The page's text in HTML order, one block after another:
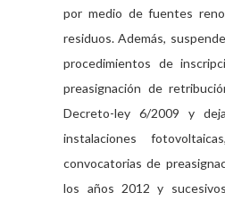
por medio de fuentes
residuos. Además,
procedimientos de
preasignación de
Decreto-ley 6/2009 y
instalaciones
convocatorias de
los años 2012 y